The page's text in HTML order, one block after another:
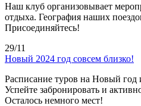
Наш клуб организовывает
отдыха. География наших
Присоединяйтесь!
29/11
Новый 2024 год совсем близко!
Расписание туров на Новый год
Успейте забронировать и
Осталось немного мест!